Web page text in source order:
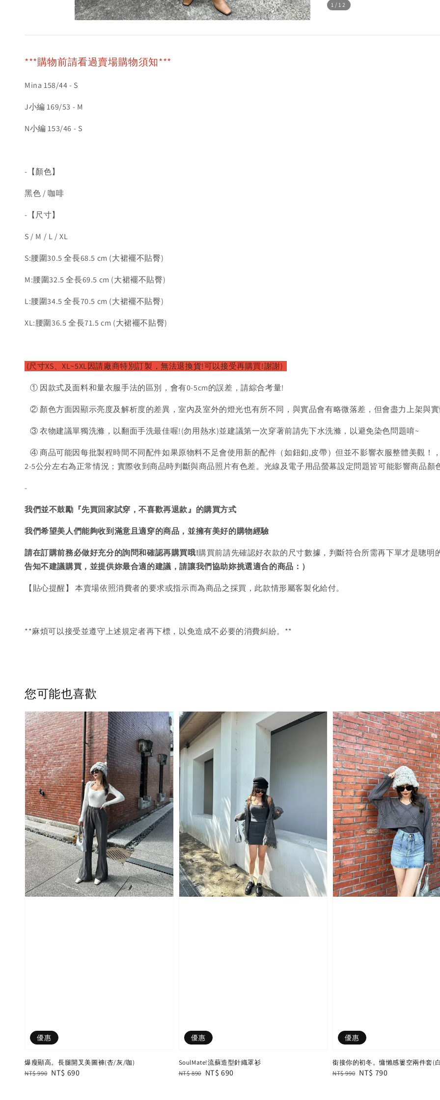
1 /12
***購物前請看過賣場購物須知***
Mina 158/44 - S
J小編 169/53 - M
N小編 153/46 - S
-【顏色】
黑色 / 咖啡
-【尺寸】
S / M / L / XL
S:腰圍30.5 全長68.5 cm (大裙襬不貼臀)
M:腰圍32.5 全長69.5 cm (大裙襬不貼臀)
L:腰圍34.5 全長70.5 cm (大裙襬不貼臀)
XL:腰圍36.5 全長71.5 cm (大裙襬不貼臀)
(尺寸XS、XL~5XL因請廠商特別訂製，無法退換貨!可以接受再購買!謝謝)
① 因款式及面料和量衣服手法的區別，會有0-5cm的誤差，請綜合考量!
② 顏色方面因顯示亮度及解析度的差異，室內及室外的燈光也有所不同，與實品會有略微落差，但會盡力上架與實
③ 衣物建議單獨洗滌，以翻面手洗最佳喔!(勿用熱水)並建議第一次穿著前請先下水洗滌，以避免染色問題唷~
④ 商品可能因每批製程時間不同配件如果原物料不足會使用新的配件（如鈕釦,皮帶）但並不影響衣服整體美觀！
2-5公分左右為正常情況；實際收到商品時判斷與商品照片有色差。光線及電子用品螢幕設定問題皆可能影響商品顏
-
我們並不鼓勵『先買回家試穿，不喜歡再退款』的購買方式
我們希望美人們能夠收到滿意且適穿的商品，並擁有美好的購物經驗
請在訂購前務必做好充分的詢問和確認再購買哦!購買前請先確認好衣款的尺寸數據，判斷符合所需再下單才是聰明
告知不建議購買， 並提供妳最合適的建議，請讓我們協助妳挑選適合的商品：）
【貼心提醒】 本賣場依照消費者的要求或指示而為商品之採買，此款情形屬客製化給付。
**麻煩可以接受並遵守上述規定者再下標，以免造成不必要的消費糾紛。**
您可能也喜歡
優惠
爆瘦顯高。長腿開叉美圖褲(杏/灰/咖)
Regular
NT$ 990 Sale
NT$ 690
優惠
SoulMate!流蘇造型針織罩衫
Regular
NT$ 890 Sale
NT$ 690
優惠
銜接你的初冬。慵懶感簍空兩件套(
Regular
NT$ 990 Sale
NT$ 790